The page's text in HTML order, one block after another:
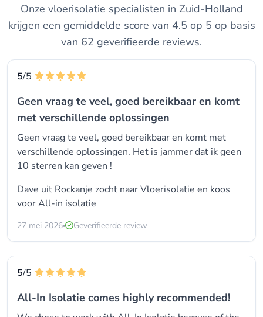
Onze vloerisolatie specialisten in Zuid-Holland
krijgen een gemiddelde score van 4.5 op 5 op basis
van 62 geverifieerde reviews.
5/5
Geen vraag te veel, goed bereikbaar en komt
met verschillende oplossingen
Geen vraag te veel, goed bereikbaar en komt met
verschillende oplossingen. Het is jammer dat ik geen
10 sterren kan geven !
Dave uit Rockanje zocht naar Vloerisolatie en koos
voorAll-in isolatie
27 mei 2026 Geverifieerde review
5/5
All-In Isolatie comes highly recommended!